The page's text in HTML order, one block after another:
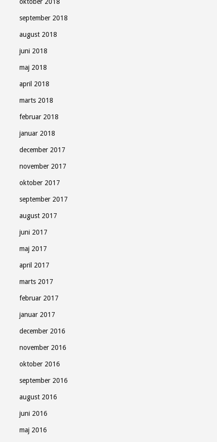
september 2018
august 2018
juni 2018
maj 2018
april 2018
marts 2018
februar 2018
januar 2018
december 2017
november 2017
oktober 2017
september 2017
august 2017
juni 2017
maj 2017
april 2017
marts 2017
februar 2017
januar 2017
december 2016
november 2016
oktober 2016
september 2016
august 2016
juni 2016
maj 2016